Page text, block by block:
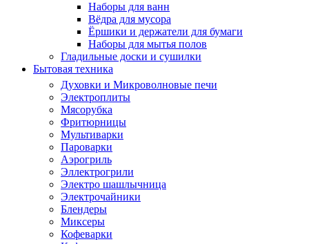
Наборы для ванн
Вёдра для мусора
Ёршики и держатели для бумаги
Наборы для мытья полов
Гладильные доски и сушилки
Бытовая техника
Духовки и Микроволновые печи
Электроплиты
Мясорубка
Фритюрницы
Мультиварки
Пароварки
Аэрогриль
Эллектрогрили
Электро шашлычница
Электрочайники
Блендеры
Миксеры
Кофеварки